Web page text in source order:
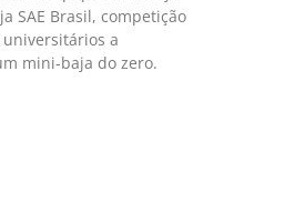
SAE Brasil, competição
a
mini-baja do zero.